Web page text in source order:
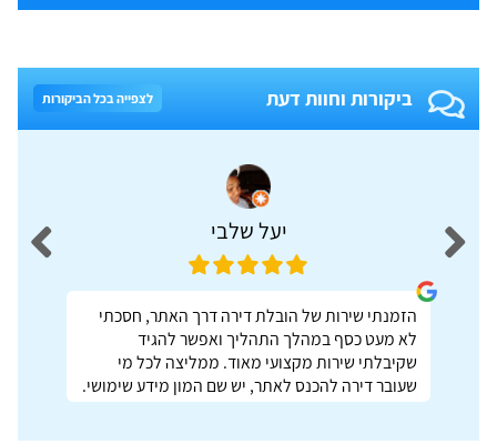
ביקורות וחוות דעת לצפייה בכל הביקורות
יעל שלבי
הזמנתי שירות של הובלת דירה דרך האתר, חסכתי
לא מעט כסף במהלך התהליך ואפשר להגיד
שקיבלתי שירות מקצועי מאוד. ממליצה לכל מי
שעובר דירה להכנס לאתר, יש שם המון מידע שימושי.